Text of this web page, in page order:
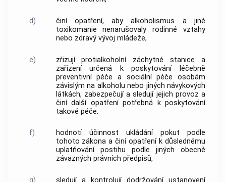
d)
činí opatření, aby alkoholismus a jiné
toxikomanie nenarušovaly rodinné vztahy
nebo zdravý vývoj mládeže,
e)
zřizují protialkoholní záchytné stanice a
zařízení určená k poskytování léčebně
preventivní péče a sociální péče osobám
závislým na alkoholu nebo jiných návykových
látkách, zabezpečují a sledují jejich provoz a
činí další opatření potřebná k poskytování
takové péče.
f)
hodnotí účinnost ukládání pokut podle
tohoto zákona a činí opatření k důslednému
uplatňování postihu podle jiných obecně
závazných právních předpisů,
g)
sledují a kontrolují dodržování ustanovení